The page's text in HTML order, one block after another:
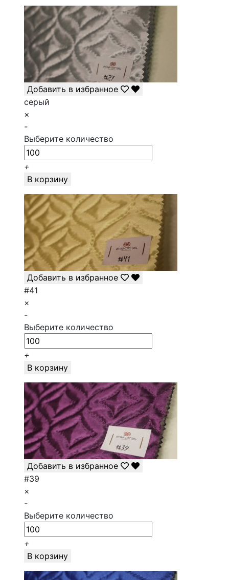
Добавить в избранное
серый
×
-
Выберите количество
+
В корзину
Добавить в избранное
#41
×
-
Выберите количество
+
В корзину
Добавить в избранное
#39
×
-
Выберите количество
+
В корзину